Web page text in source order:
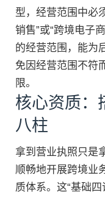
型，经营范围中必
销售”或“跨境电子
的经营范围，能为
免因经营范围不符
限。
核心资质：
八柱
拿到营业执照只是
顺畅地开展跨境业
质体系。这“基础